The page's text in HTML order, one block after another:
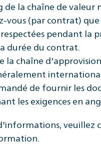
de la chaîne de valeur
vous (par contrat) que
pendant la
durée du contrat.
la chaîne
de fournir les
les exigences en
veuillez